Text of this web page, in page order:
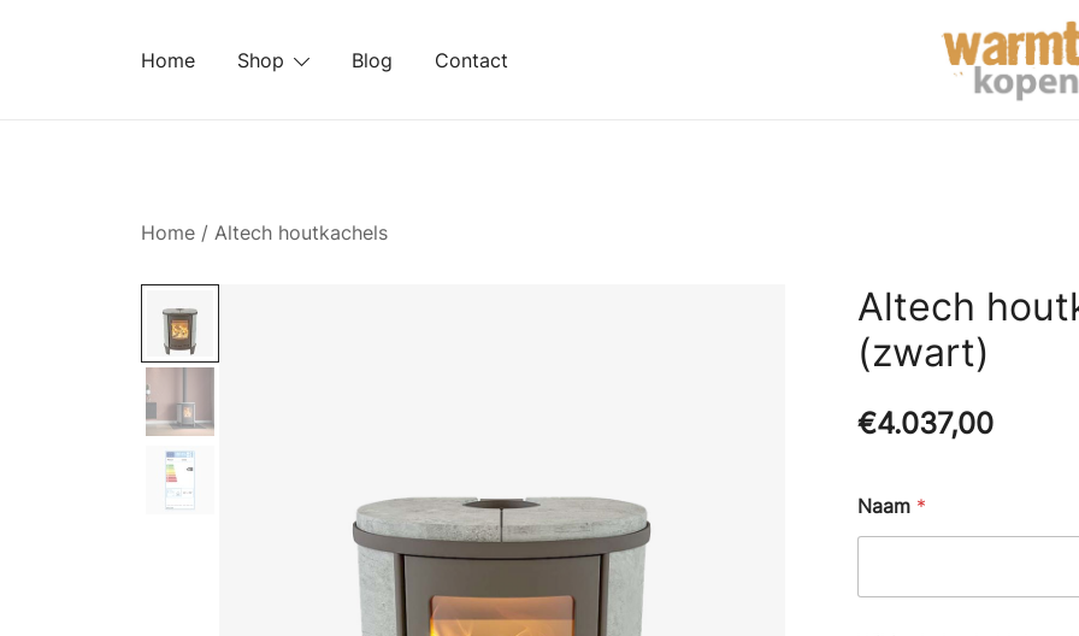
Home Shop Blog Contact
Home / Altech houtkachels
Altech
(zwart)
€4.037,00
Naam *